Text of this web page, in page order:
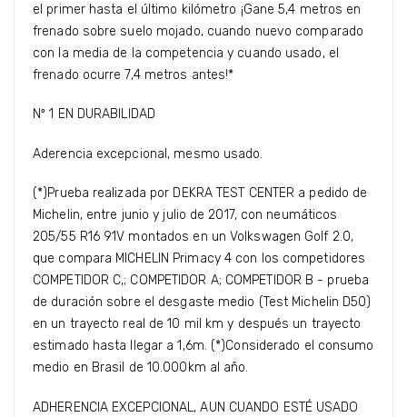
el primer hasta el último kilómetro ¡Gane 5,4 metros en
frenado sobre suelo mojado, cuando nuevo comparado
con la media de la competencia y cuando usado, el
frenado ocurre 7,4 metros antes!*
Nº 1 EN DURABILIDAD
Aderencia excepcional, mesmo usado.
(*)Prueba realizada por DEKRA TEST CENTER a pedido de
Michelin, entre junio y julio de 2017, con neumáticos
205/55 R16 91V montados en un Volkswagen Golf 2.0,
que compara MICHELIN Primacy 4 con los competidores
COMPETIDOR C,; COMPETIDOR A; COMPETIDOR B - prueba
de duración sobre el desgaste medio (Test Michelin D50)
en un trayecto real de 10 mil km y después un trayecto
estimado hasta llegar a 1,6m. (*)Considerado el consumo
medio en Brasil de 10.000km al año.
ADHERENCIA EXCEPCIONAL, AUN CUANDO ESTÉ USADO